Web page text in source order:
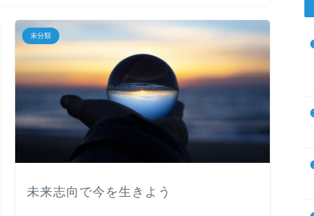
未分類
未来志向で今を生きよう